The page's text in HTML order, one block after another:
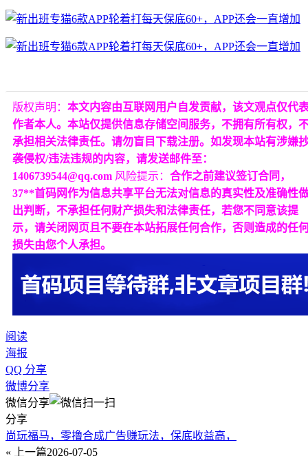
版权声明： 本文内容由互联网用户自发贡献，该文观点仅代
作者本人。本站仅提供信息存储空间服务，不拥有所有权，
承担相关法律责任。请勿盲目下载注册。如发现本站有涉嫌
袭侵权/违法违规的内容，请发送邮件至：
1406739544@qq.com 风险提示： 合作之前建议签订合同，
37**首码网作为信息共享平台无法对信息的真实性及准确性
出判断，不承担任何财产损失和法律责任，若您不同意该提
示，请关闭网页且不要在本站拓展任何合作，否则造成的任
损失由您个人承担。
阅读
海报
QQ 分享
微博分享
微信分享
分享
尚玩福马，零撸合成广告赚玩法，保底收益高，
« 上一篇2026-07-05